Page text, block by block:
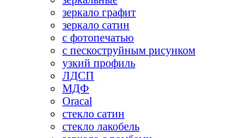
зеркало графит
зеркало сатин
с фотопечатью
с пескоструйным рисунком
узкий профиль
ЛДСП
МДФ
Oracal
стекло сатин
стекло лакобель